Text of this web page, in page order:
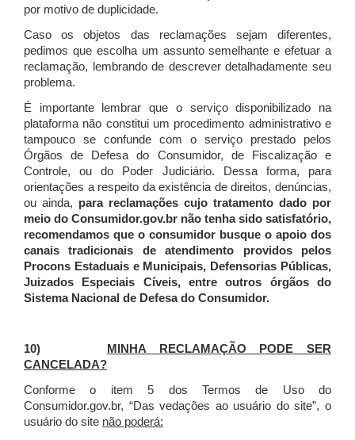
por motivo de duplicidade.
Caso os objetos das reclamações sejam diferentes,
pedimos que escolha um assunto semelhante e efetuar a
reclamação, lembrando de descrever detalhadamente seu
problema.
É importante lembrar que o serviço disponibilizado na
plataforma não constitui um procedimento administrativo e
tampouco se confunde com o serviço prestado pelos
Órgãos de Defesa do Consumidor, de Fiscalização e
Controle, ou do Poder Judiciário. Dessa forma, para
orientações a respeito da existência de direitos, denúncias,
ou ainda, para reclamações cujo tratamento dado por
meio do Consumidor.gov.br não tenha sido satisfatório,
recomendamos que o consumidor busque o apoio dos
canais tradicionais de atendimento providos pelos
Procons Estaduais e Municipais, Defensorias Públicas,
Juizados Especiais Cíveis, entre outros órgãos do
Sistema Nacional de Defesa do Consumidor.
10)
MINHA RECLAMAÇÃO PODE SER
CANCELADA?
Conforme o item 5 dos Termos de Uso do
Consumidor.gov.br, “Das vedações ao usuário do site”, o
usuário do site não poderá: